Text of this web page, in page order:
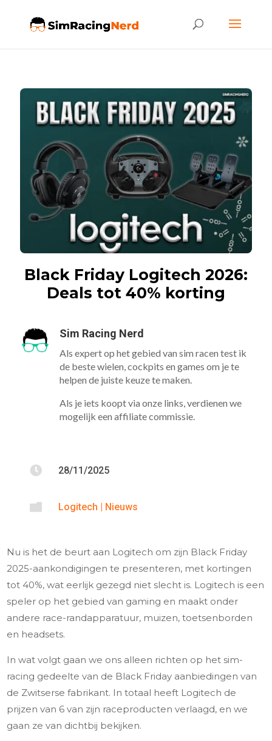
Black Friday Logitech 2026:
Deals tot 40% korting
Sim Racing Nerd
Als expert op het gebied van sim racen test ik
de beste wielen, cockpits en games om je te
helpen de juiste keuze te maken.
Als je iets koopt via onze links, verdienen we
mogelijk een affiliate commissie.
 28/11/2025
 Logitech | Nieuws
Nu is het de beurt aan Logitech om zijn Black Friday
2025-aankondigingen te presenteren, met kortingen
tot 40%, wat eerlijk gezegd niet slecht is. Logitech is een
speler op het gebied van gaming en maakt onder
andere race-randapparatuur, muizen, toetsenborden
en headsets.
In wat volgt gaan we ons alleen richten op het sim-
racing gedeelte van de Black Friday aanbiedingen van
de Zwitserse fabrikant. In totaal heeft Logitech de
prijzen van 6 van zijn raceproducten verlaagd, en we
gaan ze van dichtbij bekijken.